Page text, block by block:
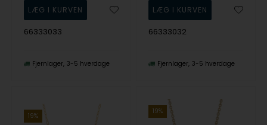
66333033
Fjernlager 3-5 hverdage
66333032
Fjernlager 3-5 hverdage
19%
19%